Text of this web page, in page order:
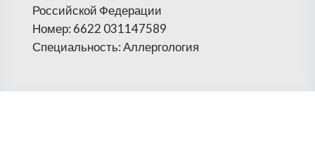
Российской Федерации
Номер: 6622 031147589
Специальность: Аллергология